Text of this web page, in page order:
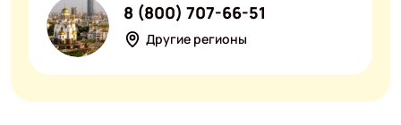
Другие регионы
8 (800) 707-66-51